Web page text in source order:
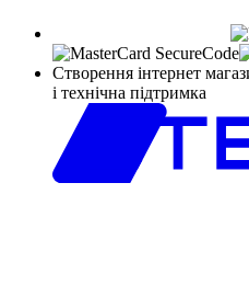
Створення інтернет
і технічна підтримка